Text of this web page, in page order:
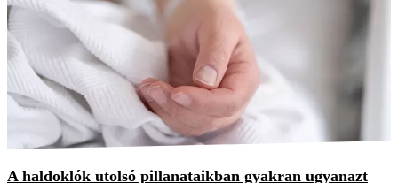
A haldoklók utolsó pillanataikban gyakran ugyanazt